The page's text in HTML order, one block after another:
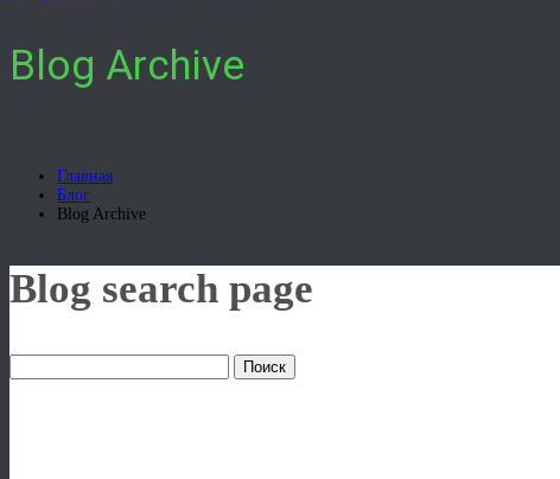
Blog Archive
Главная
Блог
Blog Archive
Blog search page